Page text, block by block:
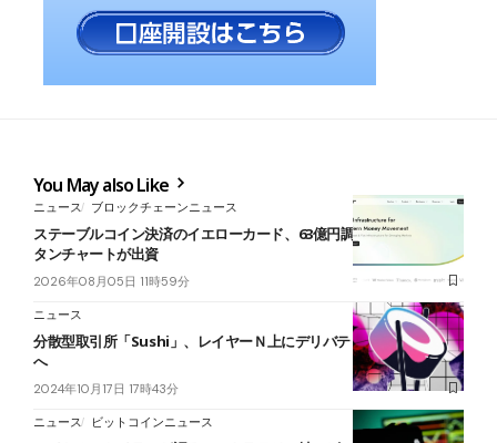
You May also Like
ニュース ブロックチェーンニュース
ステーブルコイン決済のイエローカード、63億円調達──ソニーやス
タンチャートが出資
2026年08月05日 11時59分
ニュース
分散型取引所「Sushi」、レイヤーＮ上にデリバティブ取引所を開設
へ
2024年10月17日 17時43分
ニュース ビットコインニュース